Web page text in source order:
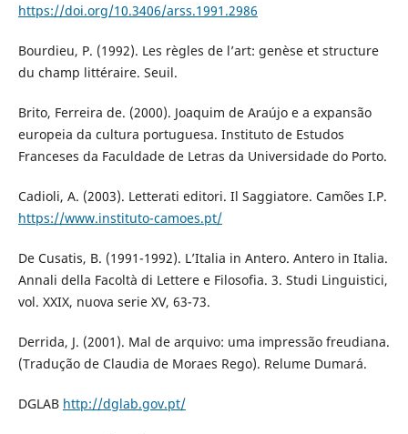
https://doi.org/10.3406/arss.1991.2986
Bourdieu, P. (1992). Les règles de l’art: genèse et structure
du champ littéraire. Seuil.
Brito, Ferreira de. (2000). Joaquim de Araújo e a expansão
europeia da cultura portuguesa. Instituto de Estudos
Franceses da Faculdade de Letras da Universidade do Porto.
Cadioli, A. (2003). Letterati editori. Il Saggiatore. Camões I.P.
https://www.instituto-camoes.pt/
De Cusatis, B. (1991-1992). L’Italia in Antero. Antero in Italia.
Annali della Facoltà di Lettere e Filosofia. 3. Studi Linguistici,
vol. XXIX, nuova serie XV, 63-73.
Derrida, J. (2001). Mal de arquivo: uma impressão freudiana.
(Tradução de Claudia de Moraes Rego). Relume Dumará.
DGLAB http://dglab.gov.pt/